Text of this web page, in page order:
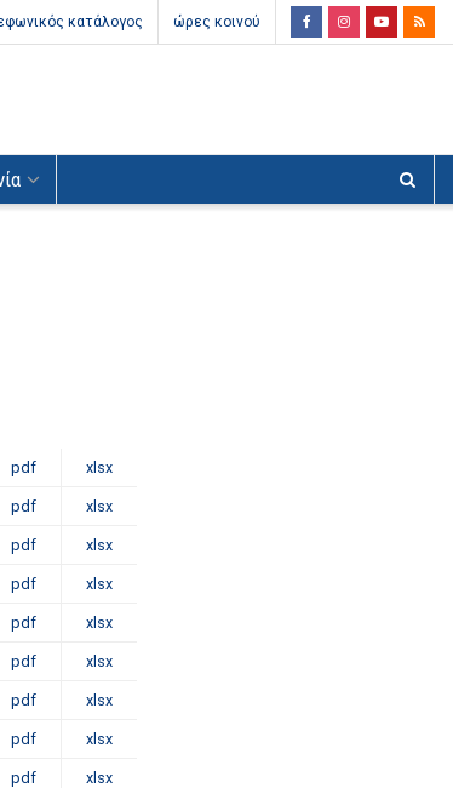
κατάλογος ώρες κοινού
pdf xlsx
pdf xlsx
pdf xlsx
pdf xlsx
pdf xlsx
pdf xlsx
pdf xlsx
pdf xlsx
pdf xlsx